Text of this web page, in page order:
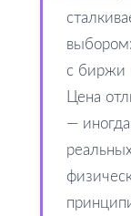
с биржи
Цена
—